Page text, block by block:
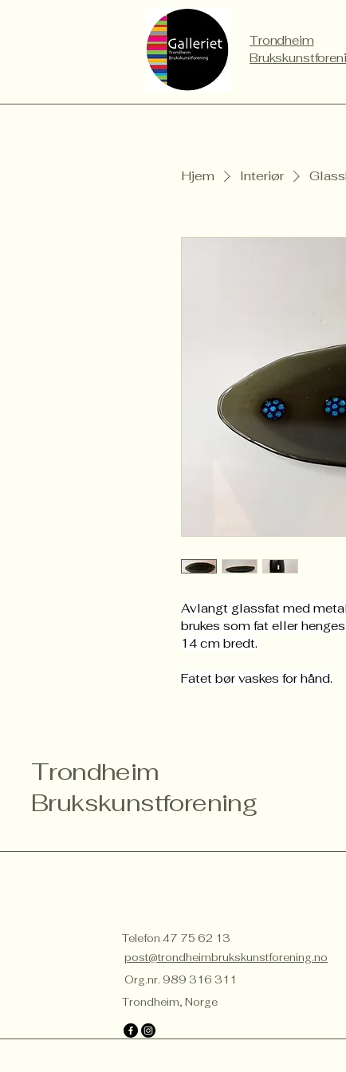
Trondheim
Hjem Interiør
Avlangt glassfat med
brukes som fat eller
14 cm bredt.
Fatet bør vaskes for hånd.
Trondheim
Brukskunstforening
Telefon 47 75 62 13
post@trondheimbrukskunstforening.no
Org.nr. 989 316 311
Trondheim, Norge